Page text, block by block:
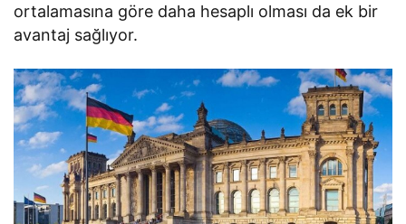
ortalamasına göre daha hesaplı olması da ek bir
avantaj sağlıyor.